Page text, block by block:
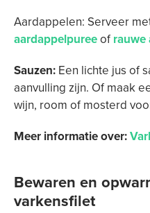
Aardappelen: Serveer
aardappelpureeof rauwe
Sauzen: Een lichte jus of
aanvulling zijn. Of maak
wijn, room of mosterd
Meer informatie over:
Bewaren en
varkensfilet